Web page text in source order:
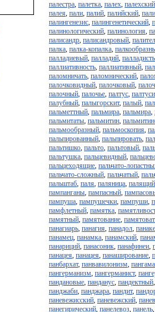
палестра, палетка, палех, палехский
палея, пали, палий, палийский,
палингенезис, палингенетический,
палинологический, палинология,
палисандр, палисандровый,
палка, палка-копалка,
палладиевый, палладий,
паллиативность, паллиативный,
паломничать, паломнический,
палочковидный, палочковый,
палочный, палочье, палтус,
палубный, палыгорскит, палый,
пальметтный, пальмира, пальмира,
пальмитаты, пальмитин,
пальмообразный, пальмоскопия,
пальпированный, пальпировать,
пальтишко, пальто, пальтовый,
пальтушка, пальцевидный,
пальцеходящие, пальчато-
пальчато-сложный, пальчатый,
пальштаб, паля, паляница, палящий
пампанганы, пампасный,
пампуша, пампушечки, пампуши,
памфлетный, памятка,
памятный, памятование,
панагиарь, панагия, панадол,
панамец, панамка, панамский,
панариций, панасоник, панафинеи,
панацея, панацея, панаширование,
панбархат, панвавилонизм,
пангерманизм, пангерманист,
пандановые, панданус, пандектный
панджаби, панджара, пандит,
паневежисский, паневежский,
панегирический, панелевоз, панель